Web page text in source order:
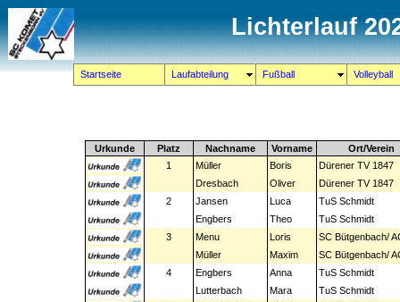
Lichterlauf
Startseite Laufabteilung Fußball Volleyball
Urkunde Platz Nachname Vorname
Ort/Verein
1
Müller Boris
Dürener TV 1847
Dresbach
Oliver
Dürener TV 1847
2
Jansen Luca
TuS Schmidt
Engbers
Theo
TuS Schmidt
3
Menu Loris
SC Bütgenbach/
Müller
Maxim
SC Bütgenbach/
4
Engbers Anna
TuS Schmidt
Lutterbach
Mara
TuS Schmidt